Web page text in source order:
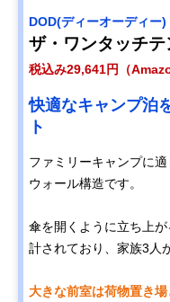
DOD(ディーオーディー)
ザ・ワンタッチ
税込み29,641円（
快適なキャンプ泊
ト
ファミリーキャンプに
ウォール構造です。
傘を開くように立ち上
計されており、家族3人
大きな前室は荷物置き